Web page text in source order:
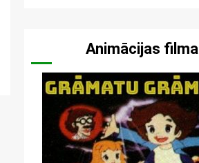
Animācijas filma